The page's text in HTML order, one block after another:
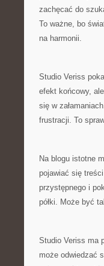
zachęcać do
To ważne, bo
na harmonii.
Studio Veriss
efekt końcowy,
się w
frustracji. To
Na blogu istotne
pojawiać się
przystępnego i
półki. Może być
Studio Veriss ma
może odwiedzać